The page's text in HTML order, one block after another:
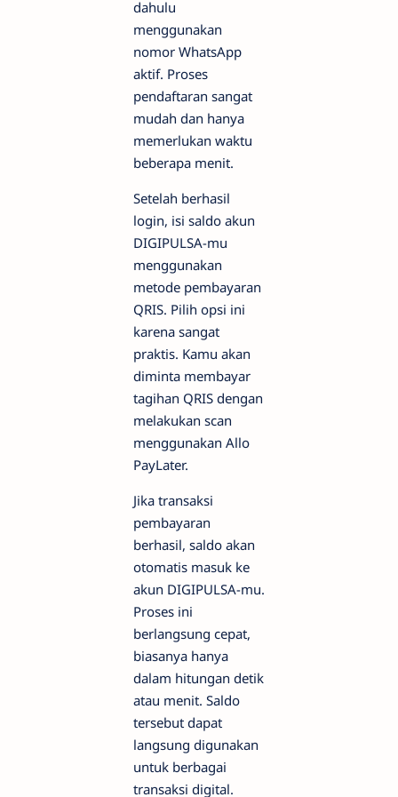
dahulu
menggunakan
nomor WhatsApp
aktif. Proses
pendaftaran sangat
mudah dan hanya
memerlukan waktu
beberapa menit.
Setelah berhasil
login, isi saldo akun
DIGIPULSA-mu
menggunakan
metode pembayaran
QRIS. Pilih opsi ini
karena sangat
praktis. Kamu akan
diminta membayar
tagihan QRIS dengan
melakukan scan
menggunakan Allo
PayLater.
Jika transaksi
pembayaran
berhasil, saldo akan
otomatis masuk ke
akun DIGIPULSA-mu.
Proses ini
berlangsung cepat,
biasanya hanya
dalam hitungan detik
atau menit. Saldo
tersebut dapat
langsung digunakan
untuk berbagai
transaksi digital.